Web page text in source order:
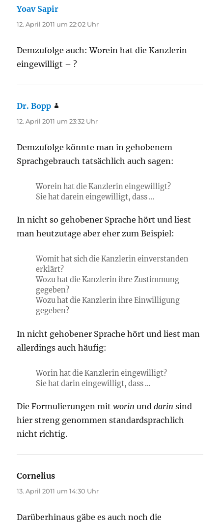
Yoav Sapir
12. April 2011 um 22:02 Uhr
Demzufolge auch: Worein hat die Kanzlerin
eingewilligt – ?
Dr. Bopp
12. April 2011 um 23:32 Uhr
Demzufolge könnte man in gehobenem
Sprachgebrauch tatsächlich auch sagen:
Worein hat die Kanzlerin eingewilligt?
Sie hat darein eingewilligt, dass …
In nicht so gehobener Sprache hört und liest
man heutzutage aber eher zum Beispiel:
Womit hat sich die Kanzlerin einverstanden
erklärt?
Wozu hat die Kanzlerin ihre Zustimmung
gegeben?
Wozu hat die Kanzlerin ihre Einwilligung
gegeben?
In nicht gehobener Sprache hört und liest man
allerdings auch häufig:
Worin hat die Kanzlerin eingewilligt?
Sie hat darin eingewilligt, dass …
Die Formulierungen mitworin unddarin sind
hier streng genommen standardsprachlich
nicht richtig.
Cornelius
13. April 2011 um 14:30 Uhr
Darüberhinaus gäbe es auch noch die